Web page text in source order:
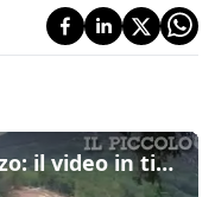
Nuova passerella sull'Isonzo: il video in time lapse